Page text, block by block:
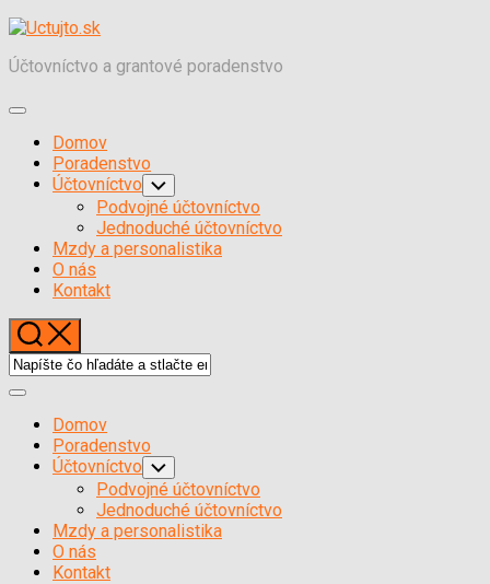
Skočiť
obsah
Účtovníctvo a grantové poradenstvo
Expand
Domov
Poradenstvo
Účtovníctvo Toggle
Child
Menu
Podvojné účtovníctvo
Jednoduché účtovníctvo
Mzdy a personalistika
O nás
Kontakt
Expand
Domov
Poradenstvo
Účtovníctvo Toggle
Child
Menu
Podvojné účtovníctvo
Jednoduché účtovníctvo
Mzdy a personalistika
O nás
Kontakt